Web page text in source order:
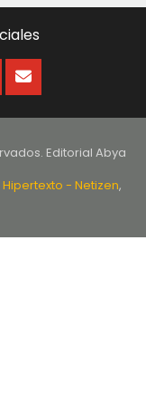
Editorial Abya
Hipertexto - Netizen,